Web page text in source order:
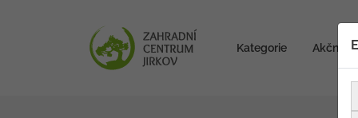
Kategorie Akční